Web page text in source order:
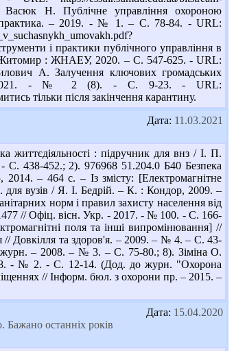
Васюк Н. Публічне управління охороною
практика. – 2019. - № 1. – С. 78-84. - URL:
і практики публічного управління в
– Житомир : ЖНАЕУ, 2020. – С. 547-625. - URL:
А. Залучення ключових громадських
– 2021. - № 2 (8). - С. 9-23. - URL:
тільки після закінчення карантину.
Дата: 11.03.2021
: підручник для внз / І. П.
С. 438-452.; 2). 976968 51.204.0 Б40 Безпека
– 464 с. – Із змісту: [Електромагнітне
для вузів / Я. І. Бедрій. – К. : Кондор, 2009. –
норм і правил захисту населення від
// Офіц. вісн. Укр. - 2017. - № 100. - С. 166-
поля та інші випромінювання] //
Довкілля та здоров'я. – 2009. – № 4. – С. 43-
журн. – 2008. – № 3. – С. 75-80.; 8). Зіміна О.
- № 2. - С. 12-14. (Дод. до журн. "Охорона
// Інформ. бюл. з охорони пр. – 2015. –
Дата: 15.04.2020
Бажано останніх років